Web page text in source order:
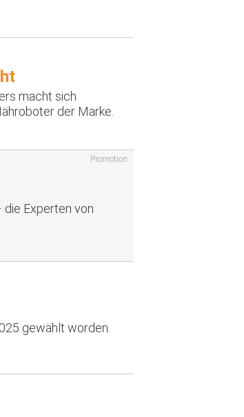
macht sich
der Marke.
Promotion
Experten von
gewählt worden.